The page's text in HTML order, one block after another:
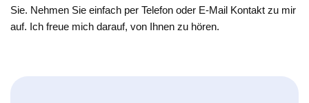
Sie. Nehmen Sie einfach per Telefon oder E-Mail Kontakt zu mir
auf. Ich freue mich darauf, von Ihnen zu hören.